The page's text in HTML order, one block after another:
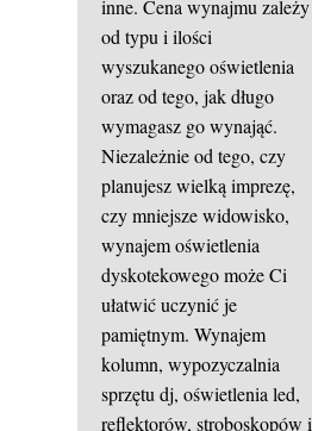
inne. Cena wynajmu zależy
od typu i ilości
wyszukanego oświetlenia
oraz od tego, jak długo
wymagasz go wynająć.
Niezależnie od tego, czy
planujesz wielką imprezę,
czy mniejsze widowisko,
wynajem oświetlenia
dyskotekowego może Ci
ułatwić uczynić je
pamiętnym. Wynajem
kolumn, wypozyczalnia
sprzętu dj, oświetlenia led,
reflektorów, stroboskopów i